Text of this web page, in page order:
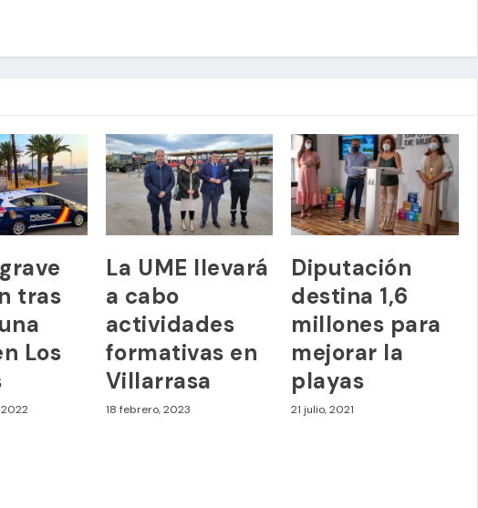
tras
Los
La UME llevará
a cabo
actividades
formativas en
Villarrasa
18 febrero, 2023
Diputación
destina 1,6
millones para
mejorar la
playas
21 julio, 2021